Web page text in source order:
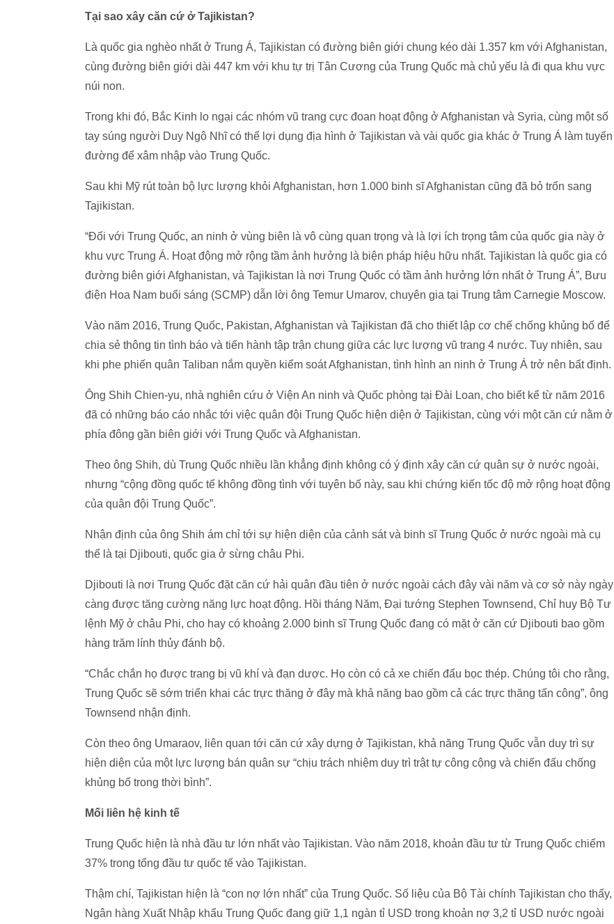
Tại sao xây căn cứ ở Tajikistan?
Là quốc gia nghèo nhất ở Trung Á, Tajikistan có đường biên giới chung kéo dài 1.357 km với Afghanistan,
cùng đường biên giới dài 447 km với khu tự trị Tân Cương của Trung Quốc mà chủ yếu là đi qua khu vực
núi non.
Trong khi đó, Bắc Kinh lo ngại các nhóm vũ trang cực đoan hoạt động ở Afghanistan và Syria, cùng một số
tay súng người Duy Ngô Nhĩ có thể lợi dụng địa hình ở Tajikistan và vài quốc gia khác ở Trung Á làm tuyến
đường để xâm nhập vào Trung Quốc.
Sau khi Mỹ rút toàn bộ lực lượng khỏi Afghanistan, hơn 1.000 binh sĩ Afghanistan cũng đã bỏ trốn sang
Tajikistan.
“Đối với Trung Quốc, an ninh ở vùng biên là vô cùng quan trọng và là lợi ích trọng tâm của quốc gia này ở
khu vực Trung Á. Hoạt động mở rộng tầm ảnh hưởng là biện pháp hiệu hữu nhất. Tajikistan là quốc gia có
đường biên giới Afghanistan, và Tajikistan là nơi Trung Quốc có tầm ảnh hưởng lớn nhất ở Trung Á”, Bưu
điện Hoa Nam buổi sáng (SCMP) dẫn lời ông Temur Umarov, chuyên gia tại Trung tâm Carnegie Moscow.
Vào năm 2016, Trung Quốc, Pakistan, Afghanistan và Tajikistan đã cho thiết lập cơ chế chống khủng bố để
chia sẻ thông tin tình báo và tiến hành tập trận chung giữa các lực lượng vũ trang 4 nước. Tuy nhiên, sau
khi phe phiến quân Taliban nắm quyền kiểm soát Afghanistan, tình hình an ninh ở Trung Á trở nên bất định.
Ông Shih Chien-yu, nhà nghiên cứu ở Viện An ninh và Quốc phòng tại Đài Loan, cho biết kể từ năm 2016
đã có những báo cáo nhắc tới việc quân đội Trung Quốc hiện diện ở Tajikistan, cùng với một căn cứ nằm ở
phía đông gần biên giới với Trung Quốc và Afghanistan.
Theo ông Shih, dù Trung Quốc nhiều lần khẳng định không có ý định xây căn cứ quân sự ở nước ngoài,
nhưng “cộng đồng quốc tế không đồng tình với tuyên bố này, sau khi chứng kiến tốc độ mở rộng hoạt động
của quân đội Trung Quốc”.
Nhận định của ông Shih ám chỉ tới sự hiện diện của cảnh sát và binh sĩ Trung Quốc ở nước ngoài mà cụ
thể là tại Djibouti, quốc gia ở sừng châu Phi.
Djibouti là nơi Trung Quốc đặt căn cứ hải quân đầu tiên ở nước ngoài cách đây vài năm và cơ sở này ngày
càng được tăng cường năng lực hoạt động. Hồi tháng Năm, Đại tướng Stephen Townsend, Chỉ huy Bộ Tư
lệnh Mỹ ở châu Phi, cho hay có khoảng 2.000 binh sĩ Trung Quốc đang có mặt ở căn cứ Djibouti bao gồm
hàng trăm lính thủy đánh bộ.
“Chắc chắn họ được trang bị vũ khí và đạn dược. Họ còn có cả xe chiến đấu bọc thép. Chúng tôi cho rằng,
Trung Quốc sẽ sớm triển khai các trực thăng ở đây mà khả năng bao gồm cả các trực thăng tấn công”, ông
Townsend nhận định.
Còn theo ông Umaraov, liên quan tới căn cứ xây dựng ở Tajikistan, khả năng Trung Quốc vẫn duy trì sự
hiện diện của một lực lượng bán quân sự “chịu trách nhiệm duy trì trật tự công cộng và chiến đấu chống
khủng bố trong thời bình”.
Mối liên hệ kinh tế
Trung Quốc hiện là nhà đầu tư lớn nhất vào Tajikistan. Vào năm 2018, khoản đầu tư từ Trung Quốc chiếm
37% trong tổng đầu tư quốc tế vào Tajikistan.
Thậm chí, Tajikistan hiện là “con nợ lớn nhất” của Trung Quốc. Số liệu của Bộ Tài chính Tajikistan cho thấy,
Ngân hàng Xuất Nhập khẩu Trung Quốc đang giữ 1,1 ngàn tỉ USD trong khoản nợ 3,2 tỉ USD nước ngoài